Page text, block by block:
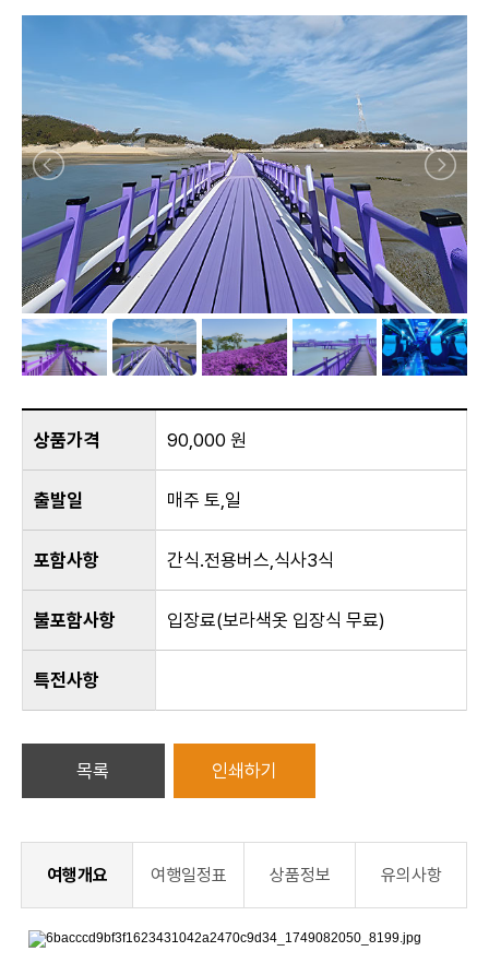
상품가격 90,000 원
출발일 매주 토,일
포함사항 간식.전용버스,식사3식
불포함사항 입장료(보라색옷 입장식 무료)
특전사항
목록 인쇄하기
여행개요 여행일정표 상품정보 유의사항